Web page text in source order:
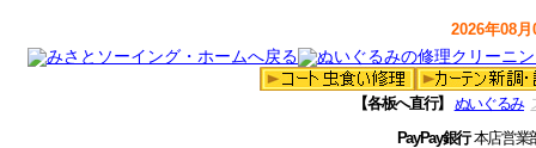
2026年08
【各板へ直行】 ぬいぐるみ
PayPay銀行本店営